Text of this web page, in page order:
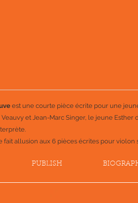
est une courte pièce écrite pour une
Veauvy et Jean-Marc Singer, le jeune
fait allusion aux 6 pièces écrites pour violon
PUBLISH